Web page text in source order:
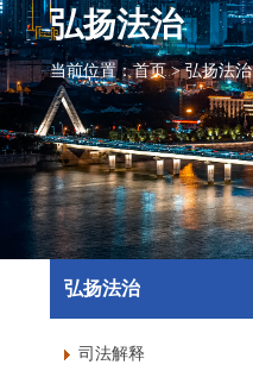
弘扬法治
当前位置：首页 > 弘扬法治
弘扬法治
司法解释